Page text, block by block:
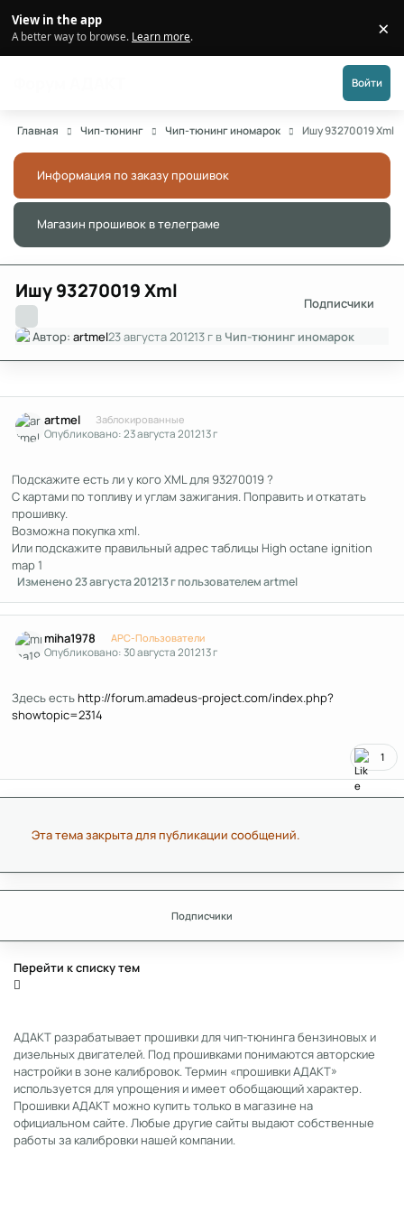
View in the app
A better way to browse. Learn more. ×
Войти
Главная Чип-тюнинг Чип-тюнинг иномарок Ишу 93270019 Xml
Информация по заказу прошивок
Магазин прошивок в телеграме
Ишу 93270019 Xml
Подписчики
Автор:artmel23 августа 201213 г в Чип-тюнинг иномарок
artmel Заблокированные
Опубликовано:23 августа 201213 г
Подскажите есть ли у кого XML для 93270019 ?
С картами по топливу и углам зажигания. Поправить и откатать
прошивку.
Возможна покупка xml.
Или подскажите правильный адрес таблицы High octane ignition
map 1
Изменено23 августа 201213 гпользователем artmel
miha1978 APC-Пользователи
Опубликовано:30 августа 201213 г
Здесь есть http://forum.amadeus-project.com/index.php?
showtopic=2314
1
Эта тема закрыта для публикации сообщений.
Подписчики
Перейти к списку тем
АДАКТ разрабатывает прошивки для чип-тюнинга бензиновых и
дизельных двигателей. Под прошивками понимаются авторские
настройки в зоне калибровок. Термин «прошивки АДАКТ»
используется для упрощения и имеет обобщающий характер.
Прошивки АДАКТ можно купить только в магазине на
официальном сайте. Любые другие сайты выдают собственные
работы за калибровки нашей компании.